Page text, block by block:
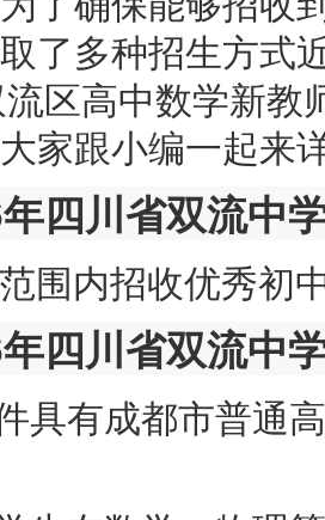
了多种招生方式
区高中数学新
家跟小编一起来
四川省双流中
围内招收优秀初
四川省双流中
具有成都市普通